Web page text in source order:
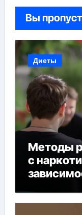
Вы
Диеты
Методы
с